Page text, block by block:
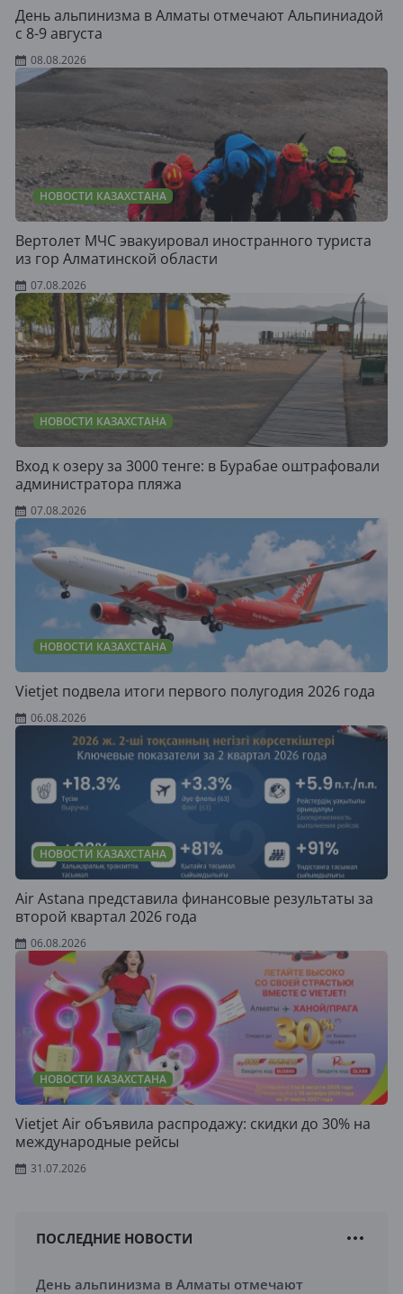
День альпинизма в Алматы отмечают Альпиниадой
с 8-9 августа
08.08.2026
НОВОСТИ КАЗАХСТАНА
Вертолет МЧС эвакуировал иностранного туриста
из гор Алматинской области
07.08.2026
НОВОСТИ КАЗАХСТАНА
Вход к озеру за 3000 тенге: в Бурабае оштрафовали
администратора пляжа
07.08.2026
НОВОСТИ КАЗАХСТАНА
Vietjet подвела итоги первого полугодия 2026 года
06.08.2026
НОВОСТИ КАЗАХСТАНА
Air Astana представила финансовые результаты за
второй квартал 2026 года
06.08.2026
НОВОСТИ КАЗАХСТАНА
Vietjet Air объявила распродажу: скидки до 30% на
международные рейсы
31.07.2026
ПОСЛЕДНИЕ НОВОСТИ
День альпинизма в Алматы отмечают